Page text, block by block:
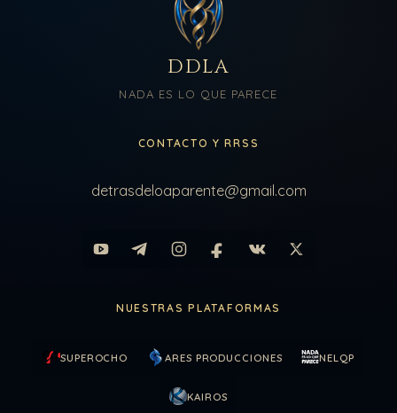
DDLA
NADA ES LO QUE PARECE
CONTACTO Y RRSS
detrasdeloaparente@gmail.com
NUESTRAS PLATAFORMAS
SUPEROCHO ARES PRODUCCIONES NELQP
KAIROS